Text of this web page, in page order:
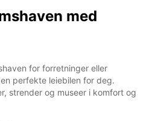
med
for forretninger eller
perfekte leiebilen for deg.
strender og museer i komfort og